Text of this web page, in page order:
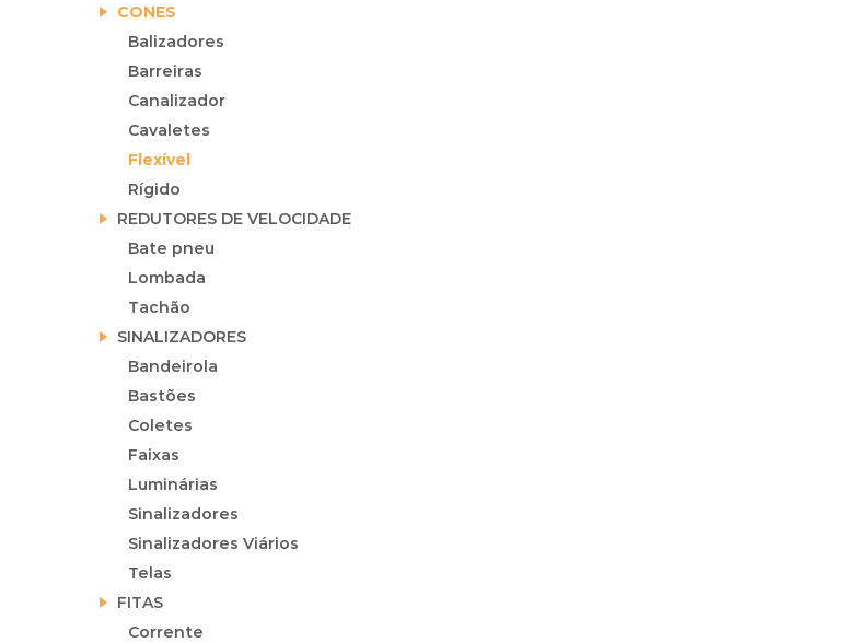
CONES
Balizadores
Barreiras
Canalizador
Cavaletes
Flexível
Rígido
REDUTORES DE VELOCIDADE
Bate pneu
Lombada
Tachão
SINALIZADORES
Bandeirola
Bastões
Coletes
Faixas
Luminárias
Sinalizadores
Sinalizadores Viários
Telas
FITAS
Corrente